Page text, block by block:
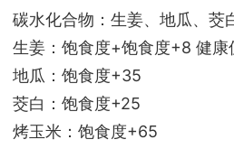
碳水化合物：生姜、地瓜、茭
生姜：饱食度+饱食度+8 健康
地瓜：饱食度+35
茭白：饱食度+25
烤玉米：饱食度+65